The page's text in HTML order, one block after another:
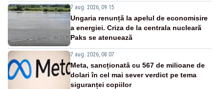
7 aug. 2026, 09:15
Ungaria renunță la apelul de economisire
a energiei. Criza de la centrala nucleară
Paks se atenuează
7 aug. 2026, 08:07
Meta, sancționată cu 567 de milioane de
dolari în cel mai sever verdict pe tema
siguranței copiilor